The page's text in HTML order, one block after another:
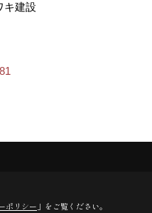
キ建設
Reserved.
ポリシー 」をご覧ください。